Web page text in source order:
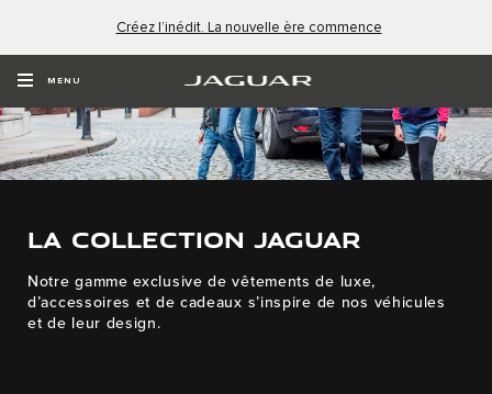
Créez l’inédit. La nouvelle ère commence
MENU
LA COLLECTION JAGUAR
Notre gamme exclusive de vêtements de luxe,
d’accessoires et de cadeaux s’inspire de nos véhicules
et de leur design.